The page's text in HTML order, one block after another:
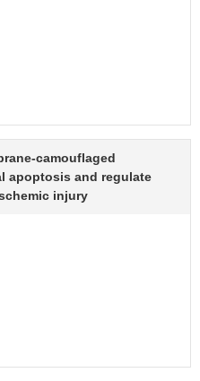
camouflaged
apoptosis and regulate
injury